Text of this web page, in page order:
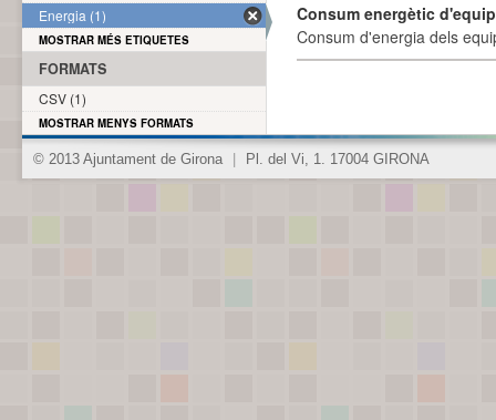
Consum energètic
Consum d'energia dels
Energia (1)
MOSTRAR MÉS ETIQUETES
FORMATS
CSV (1)
MOSTRAR MENYS FORMATS
© 2013 Ajuntament de Girona Pl. del Vi, 1. 17004 GIRONA